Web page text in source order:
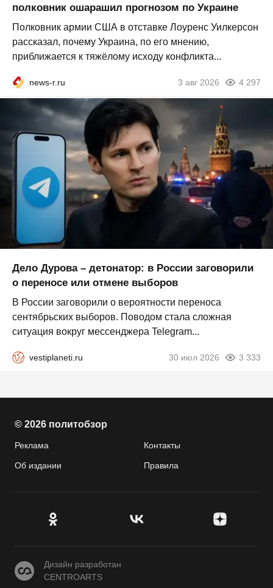
полковник ошарашил прогнозом по Украине
Полковник армии США в отставке Лоуренс Уилкерсон
рассказал, почему Украина, по его мнению,
приближается к тяжёлому исходу конфликта...
news-r.ru 3 авг 2026 4 297
Дело Дурова – детонатор: в России заговорили
о переносе или отмене выборов
В России заговорили о вероятности переноса
сентябрьских выборов. Поводом стала сложная
ситуация вокруг мессенджера Telegram...
vestiplaneti.ru 30 июл 2026 3 333
© 2026 политобзор
Реклама Контакты
Об издании Правила
CENTROARTS